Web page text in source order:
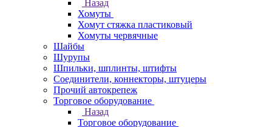
Назад
Хомуты
Хомут стяжка пластиковый
Хомуты червячные
Шайбы
Шурупы
Шпильки, шплинты, штифты
Соединители, коннекторы, штуцеры
Прочий автокрепеж
Торговое оборудование
Назад
Торговое оборудование